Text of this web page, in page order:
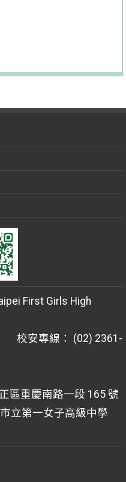
First Girls High
安專線： (02) 2361-
區重慶南路一段 165 號
立第一女子高級中學